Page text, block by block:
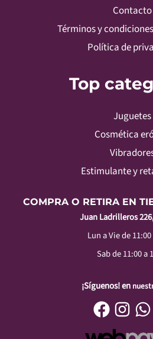
Contacto
Términos y
Política de
Top
Juguetes
Cosmética
Estimulante y
COMPRA O RETIRA EN
Juan Ladrilleros
Lun a Vie de
Sab de 11:00 a
¡Síguenos! en